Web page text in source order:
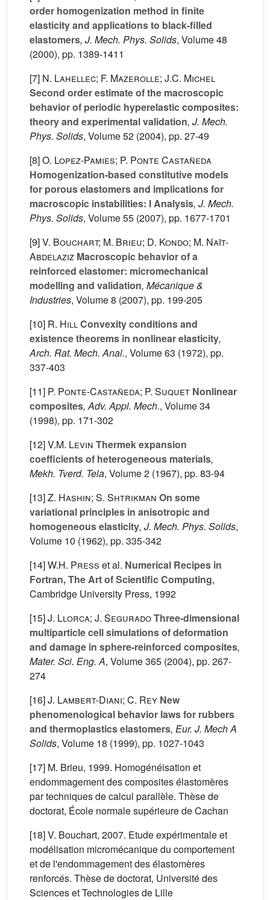
order homogenization method in finite
elasticity and applications to black-filled
elastomers, J. Mech. Phys. Solids, Volume 48
(2000), pp. 1389-1411
[7] N. Lahellec; F. Mazerolle; J.C. Michel
Second order estimate of the macroscopic
behavior of periodic hyperelastic composites:
theory and experimental validation, J. Mech.
Phys. Solids, Volume 52 (2004), pp. 27-49
[8]O. Lopez-Pamies; P. Ponte Castañeda
Homogenization-based constitutive models
for porous elastomers and implications for
macroscopic instabilities: I Analysis, J. Mech.
Phys. Solids, Volume 55 (2007), pp. 1677-1701
[9]V. Bouchart; M. Brieu; D. Kondo; M. Naït-
Abdelaziz Macroscopic behavior of a
reinforced elastomer: micromechanical
modelling and validation, Mécanique &
Industries, Volume 8 (2007), pp. 199-205
[10] R. HillConvexity conditions and
existence theorems in nonlinear elasticity,
Arch. Rat. Mech. Anal., Volume 63 (1972), pp.
337-403
[11] P. Ponte-Castañeda; P. Suquet Nonlinear
composites, Adv. Appl. Mech., Volume 34
(1998), pp. 171-302
[12]V.M. Levin Thermek expansion
coefficients of heterogeneous materials,
Mekh. Tverd. Tela, Volume 2 (1967), pp. 83-94
[13]Z. Hashin; S. Shtrikman On some
variational principles in anisotropic and
homogeneous elasticity, J. Mech. Phys. Solids,
Volume 10 (1962), pp. 335-342
[14]W.H. Press et al. Numerical Recipes in
Fortran, The Art of Scientific Computing,
Cambridge University Press, 1992
[15]J. Llorca; J. SeguradoThree-dimensional
multiparticle cell simulations of deformation
and damage in sphere-reinforced composites,
Mater. Sci. Eng. A, Volume 365 (2004), pp. 267-
274
[16]J. Lambert-Diani; C. Rey New
phenomenological behavior laws for rubbers
and thermoplastics elastomers, Eur. J. Mech A
Solids, Volume 18 (1999), pp. 1027-1043
[17] M. Brieu, 1999. Homogénéisation et
endommagement des composites élastomères
par techniques de calcul parallèle. Thèse de
doctorat, École normale supérieure de Cachan
[18] V. Bouchart, 2007. Etude expérimentale et
modélisation micromécanique du comportement
et de l'endommagement des élastomères
renforcés. Thèse de doctorat, Université des
Sciences et Technologies de Lille